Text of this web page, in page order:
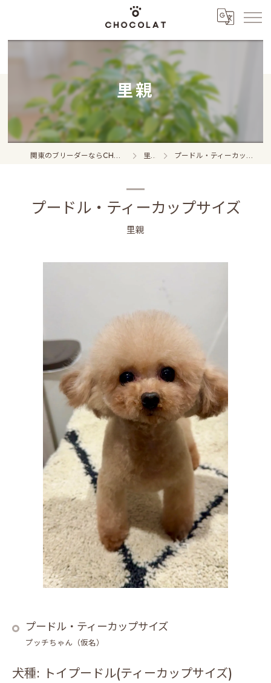
里親
関東のブリーダーならCHOCOLAT 里親 プードル・ティーカップサイズ
里親
プードル・ティーカップサイズ
プードル・ティーカップサイズ
プッチちゃん（仮名）
犬種: トイプードル(ティーカップサイズ)